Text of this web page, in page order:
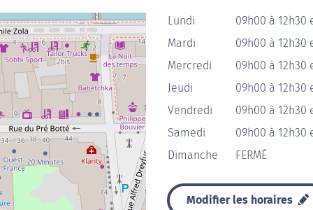
Lundi
09h00 à 12h30
Mardi
09h00 à 12h30
Mercredi
09h00 à 12h30
Jeudi
09h00 à 12h30
Vendredi
09h00 à 12h30
Samedi
09h00 à 12h30
Dimanche
FERMÉ
Modifier les horaires